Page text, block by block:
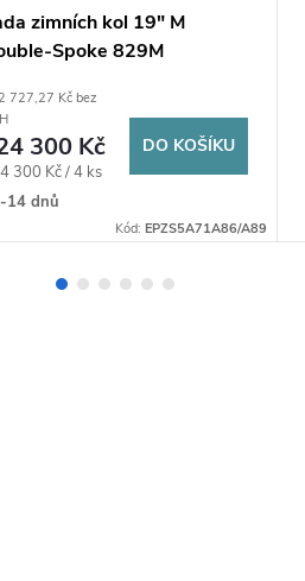
zimních kol 19" M
Spoke 829M
727,27 Kč bez
300 Kč
300 Kč / 4 ks
14 dnů
DO KOŠÍKU
Kód: EPZS5A71A86/A89